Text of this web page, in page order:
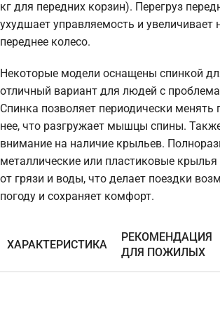
кг для передних корзин). Перегруз
ухудшает управляемость и увеличивает
переднее колесо.
Некоторые модели оснащены спинкой
отличный вариант для людей с
Спинка позволяет периодически менять
нее, что разгружает мышцы спины.
внимание на наличие крыльев.
металлические или пластиковые
от грязи и воды, что делает поездки
погоду и сохраняет комфорт.
ХАРАКТЕРИСТИКА
РЕКОМЕНДАЦИЯ
ДЛЯ ПОЖИЛЫХ